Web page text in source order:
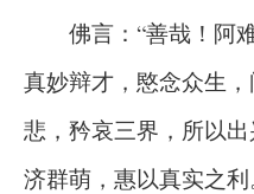
佛言：“善哉！阿难
真妙辩才，愍念众生
悲，矜哀三界，所以
济群萌，惠以真实之